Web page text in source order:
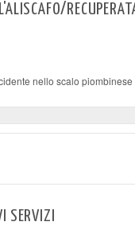
nello scalo piombinese
SERVIZI